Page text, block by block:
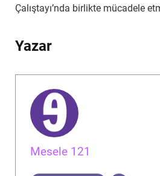
Çalıştayı’nda birlikte mücadele
Yazar
Mesele 121